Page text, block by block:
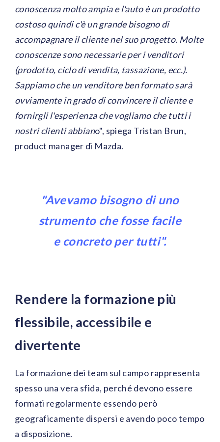
conoscenza molto ampia e l'auto è un prodotto
costoso quindi c'è un grande bisogno di
accompagnare il cliente nel suo progetto. Molte
conoscenze sono necessarie per i venditori
(prodotto, ciclo di vendita, tassazione, ecc.).
Sappiamo che un venditore ben formato sarà
ovviamente in grado di convincere il cliente e
fornirgli l'esperienza che vogliamo che tutti i
nostri clienti abbiano", spiega Tristan Brun,
product manager di Mazda.
"Avevamo bisogno di uno
strumento che fosse facile
e concreto per tutti".
Rendere la formazione più
flessibile, accessibile e
divertente
La formazione dei team sul campo rappresenta
spesso una vera sfida, perché devono essere
formati regolarmente essendo però
geograficamente dispersi e avendo poco tempo
a disposizione.